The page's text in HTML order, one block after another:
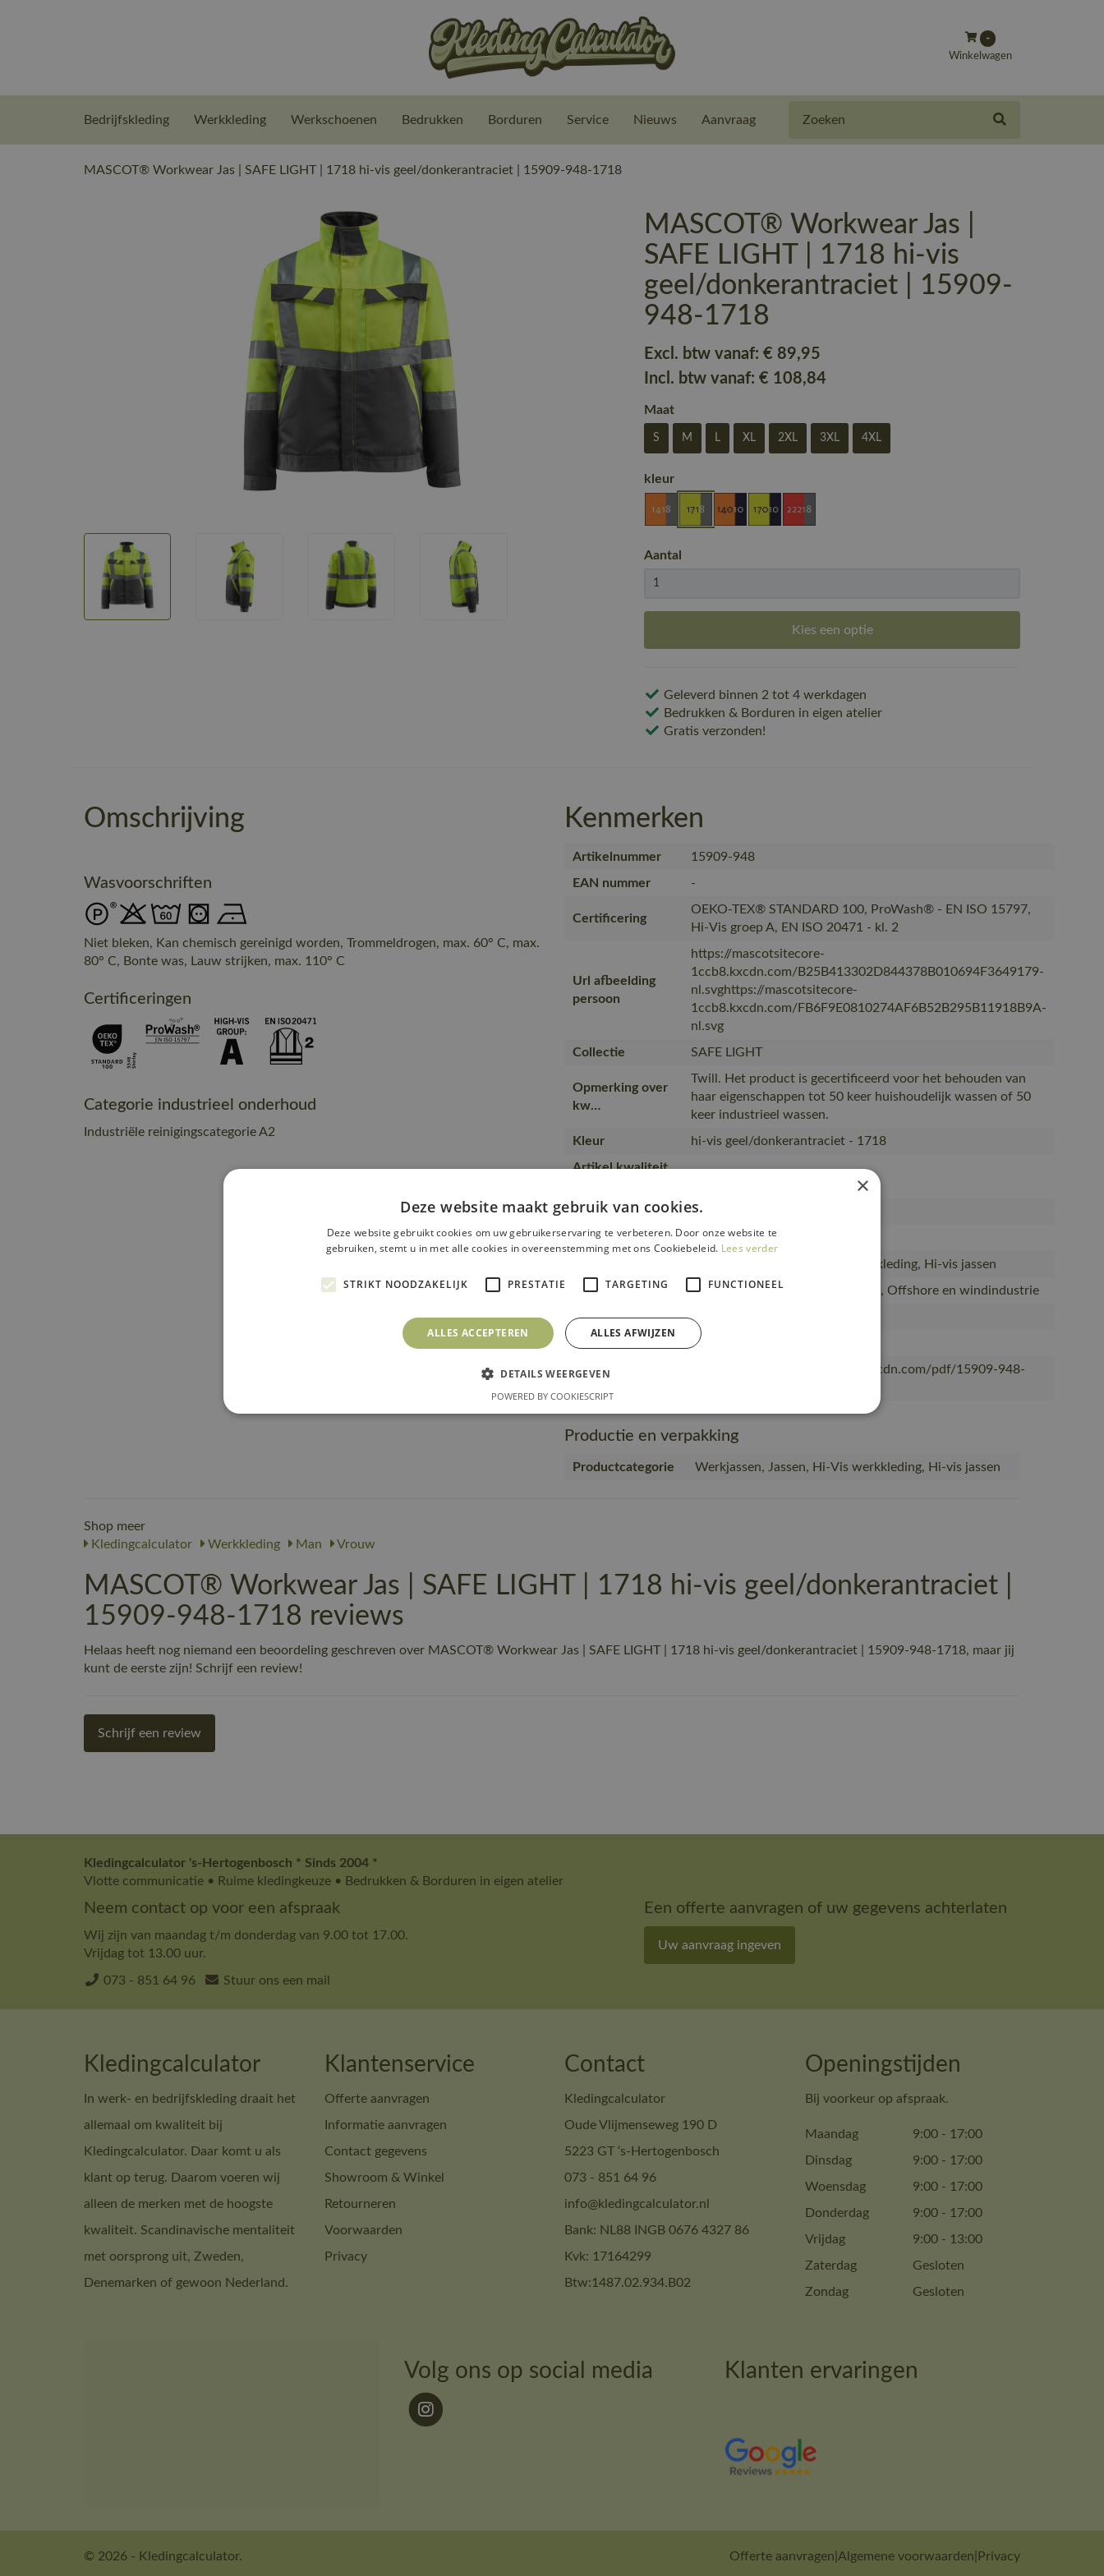
-
Winkelwagen
Bedrijfskleding Werkkleding Werkschoenen Bedrukken Borduren Service Nieuws Aanvraag
MASCOT® Workwear Jas | SAFE LIGHT | 1718 hi-vis geel/donkerantraciet | 15909-948-1718
MASCOT® Workwear Jas |
SAFE LIGHT | 1718 hi-vis
geel/donkerantraciet | 15909-
948-1718
Excl. btw vanaf:€ 89,95
Incl. btw vanaf:€ 108,84
Maat
S M L XL 2XL 3XL 4XL
kleur
Aantal
Kies een optie
Geleverd binnen 2 tot 4 werkdagen
Bedrukken & Borduren in eigen atelier
Gratis verzonden!
Omschrijving
Wasvoorschriften
Niet bleken, Kan chemisch gereinigd worden, Trommeldrogen, max. 60° C, max.
80° C, Bonte was, Lauw strijken, max. 110° C
Certificeringen
Categorie industrieel onderhoud
Industriële reinigingscategorie A2
Kenmerken
Artikelnummer
15909-948
EAN nummer
-
Certificering
OEKO-TEX® STANDARD 100, ProWash® - EN ISO 15797,
Hi-Vis groep A, EN ISO 20471 - kl. 2
Url afbeelding
persoon
https://mascotsitecore-
1ccb8.kxcdn.com/B25B413302D844378B010694F3649179-
nl.svghttps://mascotsitecore-
1ccb8.kxcdn.com/FB6F9E0810274AF6B52B295B11918B9A-
nl.svg
Collectie
SAFE LIGHT
Opmerking over
kw…
Twill. Het product is gecertificeerd voor het behouden van
haar eigenschappen tot 50 keer huishoudelijk wassen of 50
keer industrieel wassen.
Kleur
hi-vis geel/donkerantraciet - 1718
Artikel kwaliteit
Producttype
Jas
Kwaliteit
80% polyester/20% katoen (948)
Werkjassen, Jassen, Hi-Vis werkkleding, Hi-vis jassen
Branche
Weg- en waterbouw en industrie, Offshore en windindustrie
Gebruiker
Mannen, Vrouwen
Merk
MASCOT®
Url product pdf
https://mascotsitecore-1ccb8.kxcdn.com/pdf/15909-948-
Productie en verpakking
Productcategorie Werkjassen, Jassen, Hi-Vis werkkleding, Hi-vis jassen
Shop meer
Kledingcalculator
Werkkleding Man Vrouw
MASCOT® Workwear Jas | SAFE LIGHT | 1718 hi-vis geel/donkerantraciet |
15909-948-1718 reviews
Helaas heeft nog niemand een beoordeling geschreven over MASCOT® Workwear Jas | SAFE LIGHT | 1718 hi-vis geel/donkerantraciet | 15909-948-1718, maar jij
kunt de eerste zijn! Schrijf een review!
Schrijf een review
Kledingcalculator 's-Hertogenbosch * Sinds 2004 *
Vlotte communicatie • Ruime kledingkeuze • Bedrukken & Borduren in eigen atelier
Neem contact op voor een afspraak
Wij zijn van maandag t/m donderdag van 9.00 tot 17.00.
Vrijdag tot 13.00 uur.
073 - 851 64 96 Stuur ons een mail
Een offerte aanvragen of uw gegevens achterlaten
Uw aanvraag ingeven
Kledingcalculator
In werk- en bedrijfskleding draait het
allemaal om kwaliteit bij
Kledingcalculator. Daar komt u als
klant op terug. Daarom voeren wij
alleen de merken met de hoogste
kwaliteit. Scandinavische mentaliteit
met oorsprong uit, Zweden,
Denemarken of gewoon Nederland.
Klantenservice
Offerte aanvragen
Informatie aanvragen
Contact gegevens
Showroom & Winkel
Retourneren
Voorwaarden
Privacy
Contact
Kledingcalculator
Oude Vlijmenseweg 190 D
5223 GT ‘s-Hertogenbosch
073 - 851 64 96
info@kledingcalculator.nl
Bank: NL88 INGB 0676 4327 86
Kvk: 17164299
Btw:1487.02.934.B02
Openingstijden
Bij voorkeur op afspraak.
Maandag 9:00 - 17:00
Dinsdag
9:00 - 17:00
Woensdag
9:00 - 17:00
Donderdag
9:00 - 17:00
Vrijdag
9:00 - 13:00
Zaterdag
Gesloten
Zondag
Gesloten
Volg ons op social media Klanten ervaringen
© 2026 - Kledingcalculator. Offerte aanvragen Algemene voorwaarden Privacy
×
Deze website maakt gebruik van cookies.
Deze website gebruikt cookies om uw gebruikerservaring te verbeteren. Door onze website te
gebruiken, stemt u in met alle cookies in overeenstemming met ons Cookiebeleid. Lees verder
STRIKT NOODZAKELIJK PRESTATIE TARGETING FUNCTIONEEL
ALLES ACCEPTEREN ALLES AFWIJZEN
DETAILS WEERGEVEN
POWERED BY COOKIESCRIPT